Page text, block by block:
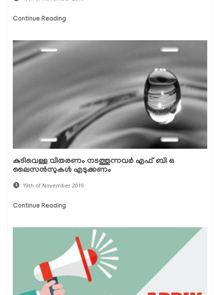
Continue Reading
കുടിവെള്ള വിതരണം നടത്തുന്നവര്‍ എഫ് ബി ഒ
ലൈസന്‍സുകള്‍ എടുക്കണം
19th of November 2019
Continue Reading